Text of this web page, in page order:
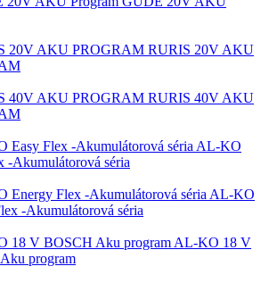
RURIS 20V AKU
RURIS 40V AKU
AL-KO
-Akumulátorová séria
AL-KO
-Akumulátorová séria
AL-KO 18 V
program